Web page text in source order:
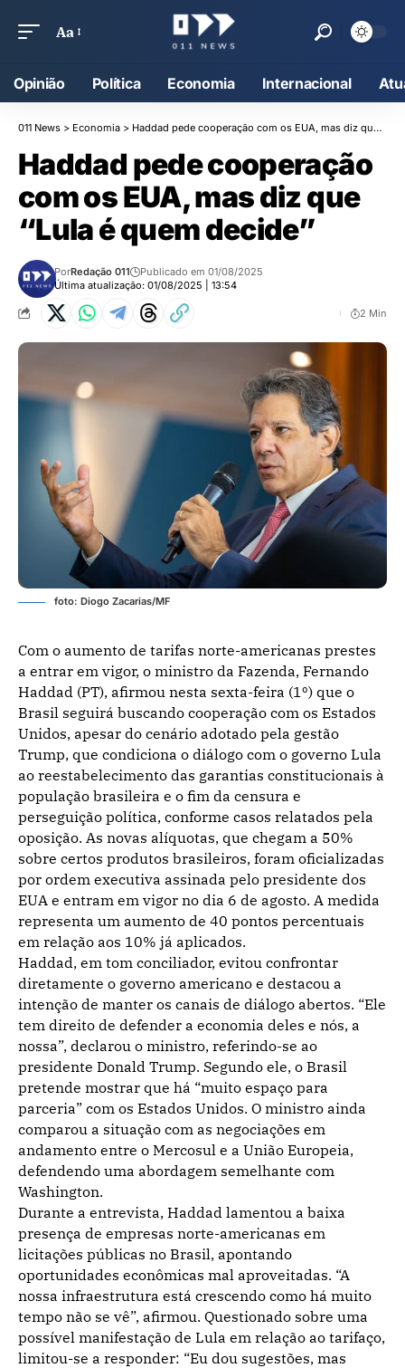
Aa
Opinião Política Economia Internacional
011 News > Economia > Haddad pede cooperação com os EUA, mas diz que “Lula é quem decide”
Haddad pede cooperação
com os EUA, mas diz que
“Lula é quem decide”
Última atualização: 01/08/2025 | 13:54
PorRedação 011 Publicado em 01/08/2025
2 Min
foto: Diogo Zacarias/MF
Com o aumento de tarifas norte-americanas prestes
a entrar em vigor, o ministro da Fazenda, Fernando
Haddad (PT), afirmou nesta sexta-feira (1º) que o
Brasil seguirá buscando cooperação com os Estados
Unidos, apesar do cenário adotado pela gestão
Trump, que condiciona o diálogo com o governo Lula
ao reestabelecimento das garantias constitucionais à
população brasileira e o fim da censura e
perseguição política, conforme casos relatados pela
oposição. As novas alíquotas, que chegam a 50%
sobre certos produtos brasileiros, foram oficializadas
por ordem executiva assinada pelo presidente dos
EUA e entram em vigor no dia 6 de agosto. A medida
representa um aumento de 40 pontos percentuais
em relação aos 10% já aplicados.
Haddad, em tom conciliador, evitou confrontar
diretamente o governo americano e destacou a
intenção de manter os canais de diálogo abertos. “Ele
tem direito de defender a economia deles e nós, a
nossa”, declarou o ministro, referindo-se ao
presidente Donald Trump. Segundo ele, o Brasil
pretende mostrar que há “muito espaço para
parceria” com os Estados Unidos. O ministro ainda
comparou a situação com as negociações em
andamento entre o Mercosul e a União Europeia,
defendendo uma abordagem semelhante com
Washington.
Durante a entrevista, Haddad lamentou a baixa
presença de empresas norte-americanas em
licitações públicas no Brasil, apontando
oportunidades econômicas mal aproveitadas. “A
nossa infraestrutura está crescendo como há muito
tempo não se vê”, afirmou. Questionado sobre uma
possível manifestação de Lula em relação ao tarifaço,
limitou-se a responder: “Eu dou sugestões, mas